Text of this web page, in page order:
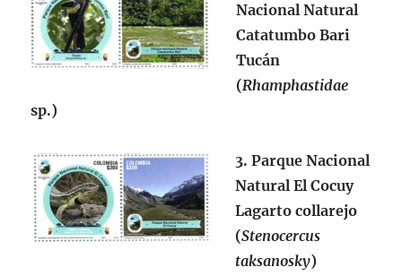
Nacional Natural
Catatumbo Bari
Tucán
(Rhamphastidae
sp.)
3. Parque Nacional
Natural El Cocuy
Lagarto collarejo
(Stenocercus
taksanosky)